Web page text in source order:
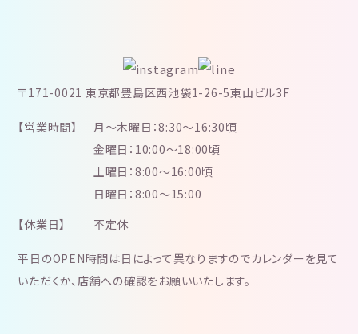
〒171-0021 東京都豊島区西池袋1-26-5東山ビル3F
【営業時間】
月～木曜日：8:30～16:30頃
金曜日：10:00～18:00頃
土曜日：8:00～16:00頃
日曜日：8:00～15:00
【休業日】
不定休
平日のOPEN時間は日によって異なりますのでカレンダーを見て
いただくか、店舗への確認をお願いいたします。